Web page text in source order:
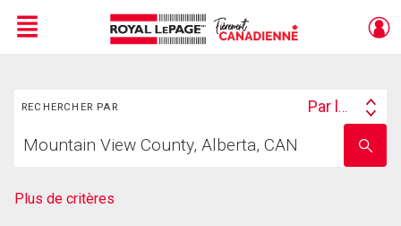
Menu
RECHERCHER PAR
Search
Par lieu
votre
nom
Plus de critères